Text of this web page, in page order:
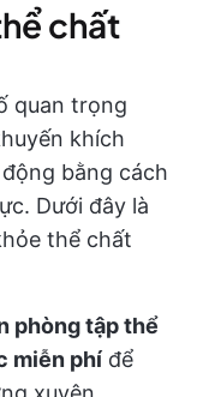
chất
quan trọng
khích
bằng cách
Dưới đây là
thể chất
phòng tập thể
miễn phí để